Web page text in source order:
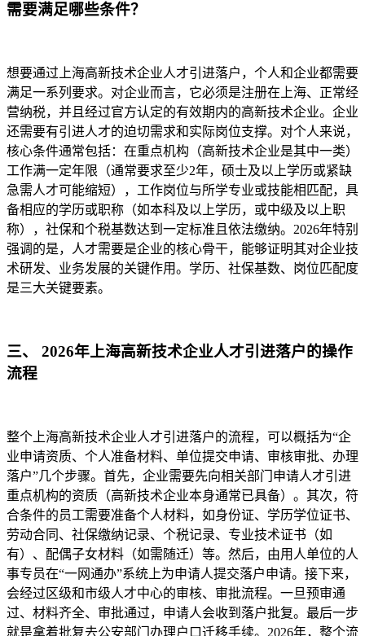
需要满足哪些条件？
想要通过上海高新技术企业人才引进落户，个人和企业都需要
满足一系列要求。对企业而言，它必须是注册在上海、正常经
营纳税，并且经过官方认定的有效期内的高新技术企业。企业
还需要有引进人才的迫切需求和实际岗位支撑。对个人来说，
核心条件通常包括：在重点机构（高新技术企业是其中一类）
工作满一定年限（通常要求至少2年，硕士及以上学历或紧缺
急需人才可能缩短），工作岗位与所学专业或技能相匹配，具
备相应的学历或职称（如本科及以上学历，或中级及以上职
称），社保和个税基数达到一定标准且依法缴纳。2026年特别
强调的是，人才需要是企业的核心骨干，能够证明其对企业技
术研发、业务发展的关键作用。学历、社保基数、岗位匹配度
是三大关键要素。
三、 2026年上海高新技术企业人才引进落户的操作
流程
整个上海高新技术企业人才引进落户的流程，可以概括为“企
业申请资质、个人准备材料、单位提交申请、审核审批、办理
落户”几个步骤。首先，企业需要先向相关部门申请人才引进
重点机构的资质（高新技术企业本身通常已具备）。其次，符
合条件的员工需要准备个人材料，如身份证、学历学位证书、
劳动合同、社保缴纳记录、个税记录、专业技术证书（如
有）、配偶子女材料（如需随迁）等。然后，由用人单位的人
事专员在“一网通办”系统上为申请人提交落户申请。接下来，
会经过区级和市级人才中心的审核、审批流程。一旦预审通
过、材料齐全、审批通过，申请人会收到落户批复。最后一步
就是拿着批复去公安部门办理户口迁移手续。2026年，整个流